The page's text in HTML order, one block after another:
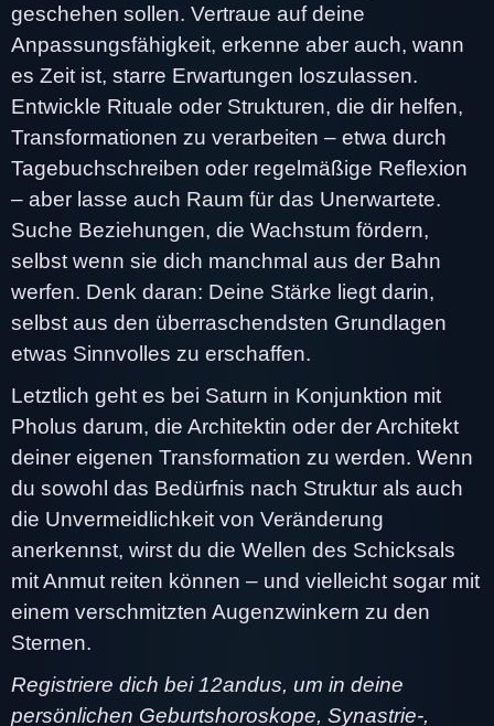
geschehen sollen. Vertraue auf deine
Anpassungsfähigkeit, erkenne aber auch, wann
es Zeit ist, starre Erwartungen loszulassen.
Entwickle Rituale oder Strukturen, die dir helfen,
Transformationen zu verarbeiten – etwa durch
Tagebuchschreiben oder regelmäßige Reflexion
– aber lasse auch Raum für das Unerwartete.
Suche Beziehungen, die Wachstum fördern,
selbst wenn sie dich manchmal aus der Bahn
werfen. Denk daran: Deine Stärke liegt darin,
selbst aus den überraschendsten Grundlagen
etwas Sinnvolles zu erschaffen.
Letztlich geht es bei Saturn in Konjunktion mit
Pholus darum, die Architektin oder der Architekt
deiner eigenen Transformation zu werden. Wenn
du sowohl das Bedürfnis nach Struktur als auch
die Unvermeidlichkeit von Veränderung
anerkennst, wirst du die Wellen des Schicksals
mit Anmut reiten können – und vielleicht sogar mit
einem verschmitzten Augenzwinkern zu den
Sternen.
Registriere dich bei 12andus, um in deine
persönlichen Geburtshoroskope, Synastrie-,